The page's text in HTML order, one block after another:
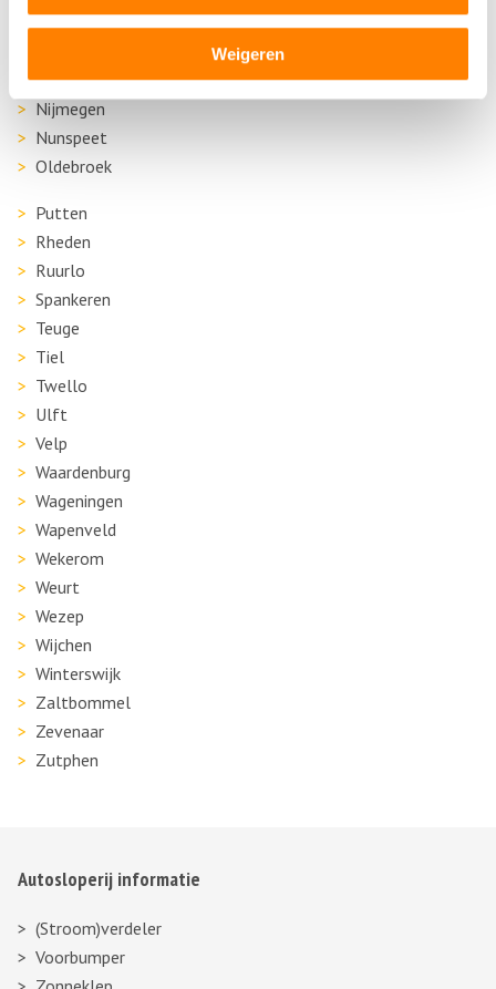
Weigeren
Malden
Nijkerkerveen
Nijmegen
Nunspeet
Oldebroek
Putten
Rheden
Ruurlo
Spankeren
Teuge
Tiel
Twello
Ulft
Velp
Waardenburg
Wageningen
Wapenveld
Wekerom
Weurt
Wezep
Wijchen
Winterswijk
Zaltbommel
Zevenaar
Zutphen
Autosloperij informatie
(Stroom)verdeler
Voorbumper